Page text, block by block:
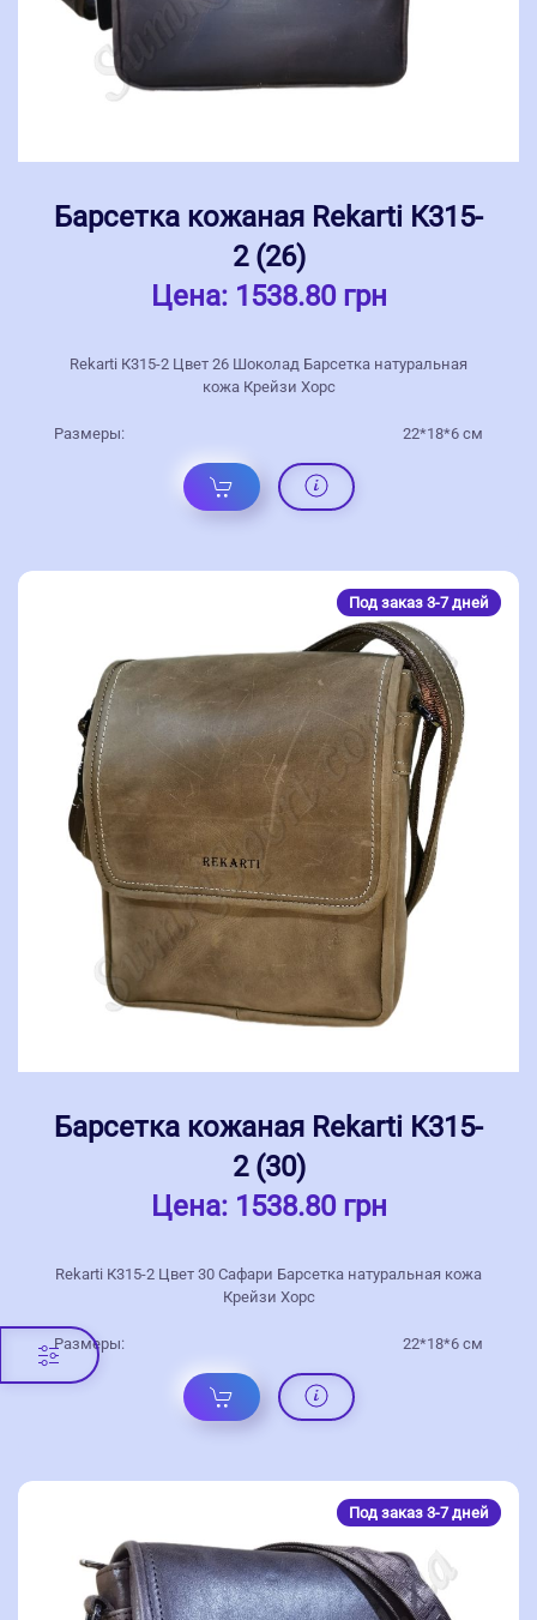
Барсетка кожаная Rekarti К315-
2 (26)
Цена: 1538.80 грн
Rekarti К315-2 Цвет 26 Шоколад Барсетка натуральная
кожа Крейзи Хорс
Размеры: 22*18*6 см
Под заказ 3-7 дней
Барсетка кожаная Rekarti К315-
2 (30)
Цена: 1538.80 грн
Rekarti К315-2 Цвет 30 Сафари Барсетка натуральная кожа
Крейзи Хорс
Размеры: 22*18*6 см
Под заказ 3-7 дней